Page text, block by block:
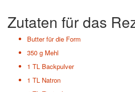
Zutaten für das
Butter für die Form
350 g Mehl
1 TL Backpulver
1 TL Natron